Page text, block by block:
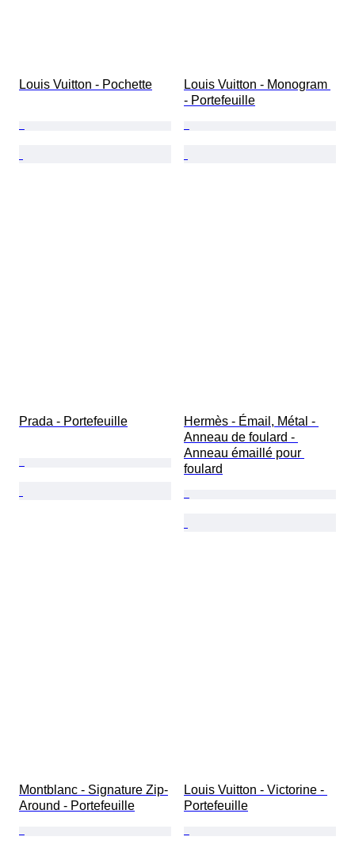
Louis Vuitton - Pochette
Louis Vuitton - Monogram
- Portefeuille
Prada - Portefeuille
Hermès - Émail, Métal -
Anneau de foulard -
Anneau émaillé pour
foulard
Montblanc - Signature Zip-
Around - Portefeuille
Louis Vuitton - Victorine -
Portefeuille